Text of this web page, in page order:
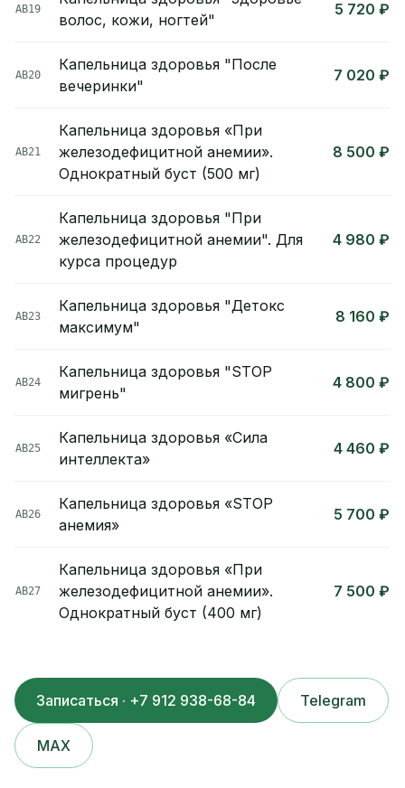
АВ19
волос, кожи, ногтей"
5 720 ₽
АВ20
Капельница здоровья "После
вечеринки"
7 020 ₽
АВ21
Капельница здоровья «При
железодефицитной анемии».
Однократный буст (500 мг)
8 500 ₽
АВ22
Капельница здоровья "При
железодефицитной анемии". Для
курса процедур
4 980 ₽
АВ23
Капельница здоровья "Детокс
максимум"
8 160 ₽
АВ24
Капельница здоровья "STOP
мигрень"
4 800 ₽
АВ25
Капельница здоровья «Сила
интеллекта»
4 460 ₽
АВ26
Капельница здоровья «STOP
анемия»
5 700 ₽
АВ27
Капельница здоровья «При
железодефицитной анемии».
Однократный буст (400 мг)
7 500 ₽
Записаться · +7 912 938-68-84 Telegram
MAX